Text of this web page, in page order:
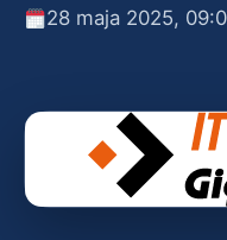
28 maja 2025,